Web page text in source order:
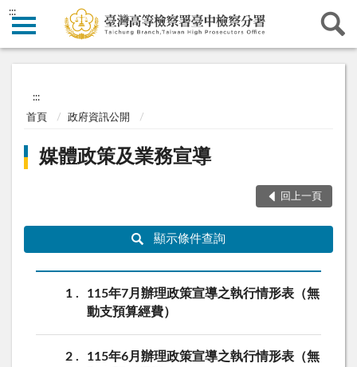
:::
:::
首頁 政府資訊公開
媒體政策及業務宣導
回上一頁
顯示條件查詢
1
115年7月辦理政策宣導之執行情形表（無
動支預算經費）
2
115年6月辦理政策宣導之執行情形表（無